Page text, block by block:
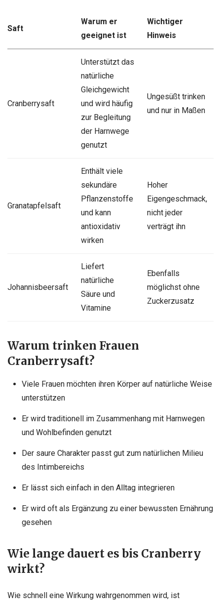
Saft
Warum er
geeignet ist
Wichtiger
Hinweis
Cranberrysaft
Unterstützt das
natürliche
Gleichgewicht
und wird häufig
zur Begleitung
der Harnwege
genutzt
Ungesüßt trinken
und nur in Maßen
Granatapfelsaft
Enthält viele
sekundäre
Pflanzenstoffe
und kann
antioxidativ
wirken
Hoher
Eigengeschmack,
nicht jeder
verträgt ihn
Johannisbeersaft
Liefert
natürliche
Säure und
Vitamine
Ebenfalls
möglichst ohne
Zuckerzusatz
Warum trinken Frauen
Cranberrysaft?
Viele Frauen möchten ihren Körper auf natürliche Weise
unterstützen
Er wird traditionell im Zusammenhang mit Harnwegen
und Wohlbefinden genutzt
Der saure Charakter passt gut zum natürlichen Milieu
des Intimbereichs
Er lässt sich einfach in den Alltag integrieren
Er wird oft als Ergänzung zu einer bewussten Ernährung
gesehen
Wie lange dauert es bis Cranberry
wirkt?
Wie schnell eine Wirkung wahrgenommen wird, ist